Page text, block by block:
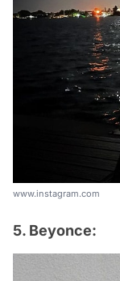
www.instagram.com
5. Beyonce: